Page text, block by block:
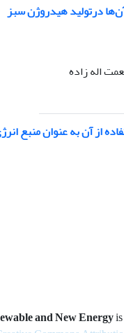
درتولید هیدروژن سبز
اله زاده
از آن به عنوان منبع
and New Energyis